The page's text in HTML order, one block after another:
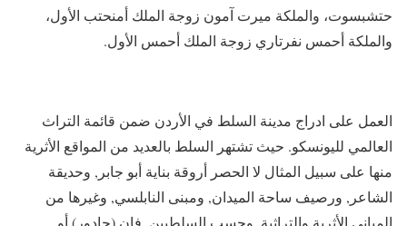
حتشبسوت، والملكة ميرت آمون زوجة الملك أمنحتب الأول،
والملكة أحمس نفرتاري زوجة الملك أحمس الأول.
العمل على ادراج مدينة السلط في الأردن ضمن قائمة التراث
العالمي لليونسكو. حيث تشتهر السلط بالعديد من المواقع الأثرية
منها على سبيل المثال لا الحصر أروقة بناية أبو جابر, وحديقة
الشاعر, ورصيف ساحة الميدان, ومبنى النابلسي, وغيرها من
المباني الأثرية والتراثية. وحسب السلطيين, فان (جادور) أو